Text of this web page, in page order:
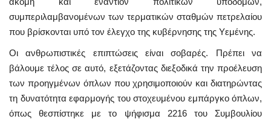
συμπεριλαμβανομένων των τερματικών σταθμών πετρελαίου
που βρίσκονται υπό τον έλεγχο της κυβέρνησης της Υεμένης.
Οι ανθρωπιστικές επιπτώσεις είναι σοβαρές. Πρέπει να
βάλουμε τέλος σε αυτό, εξετάζοντας διεξοδικά την προέλευση
των προηγμένων όπλων που χρησιμοποιούν και διατηρώντας
τη δυνατότητα εφαρμογής του στοχευμένου εμπάργκο όπλων,
όπως θεσπίστηκε με το ψήφισμα 2216 του Συμβουλίου